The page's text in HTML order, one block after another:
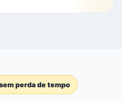
perda de tempo